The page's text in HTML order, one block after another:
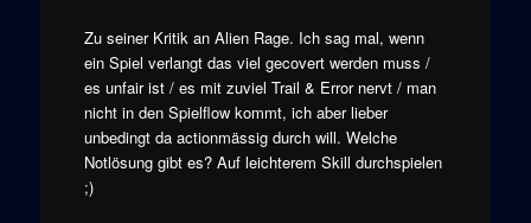
Zu seiner Kritik an Alien Rage. Ich sag mal, wenn
ein Spiel verlangt das viel gecovert werden muss /
es unfair ist / es mit zuviel Trail & Error nervt / man
nicht in den Spielflow kommt, ich aber lieber
unbedingt da actionmässig durch will. Welche
Notlösung gibt es? Auf leichterem Skill durchspielen
;)